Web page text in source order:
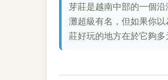
芽莊是越南中部的一個
灘超級有名，但如果你
莊好玩的地方在於它夠多